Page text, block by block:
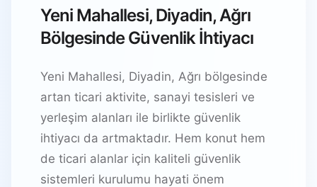
Yeni Mahallesi, Diyadin, Ağrı
Bölgesinde Güvenlik İhtiyacı
Yeni Mahallesi, Diyadin, Ağrı bölgesinde
artan ticari aktivite, sanayi tesisleri ve
yerleşim alanları ile birlikte güvenlik
ihtiyacı da artmaktadır. Hem konut hem
de ticari alanlar için kaliteli güvenlik
sistemleri kurulumu hayati önem